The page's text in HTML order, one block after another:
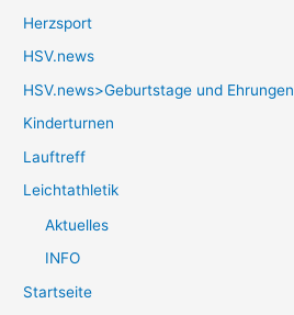
Herzsport
HSV.news
HSV.news>Geburtstage und Ehrungen
Kinderturnen
Lauftreff
Leichtathletik
Aktuelles
INFO
Startseite